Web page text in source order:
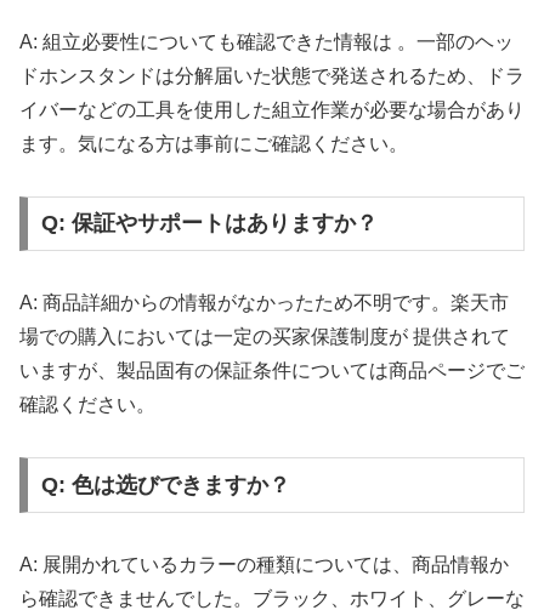
A: 組立必要性についても確認できた情報は 。一部のヘッ
ドホンスタンドは分解届いた状態で発送されるため、ドラ
イバーなどの工具を使用した組立作業が必要な場合があり
ます。気になる方は事前にご確認ください。
Q: 保証やサポートはありますか？
A: 商品詳細からの情報がなかったため不明です。楽天市
場での購入においては一定の买家保護制度が 提供されて
いますが、製品固有の保証条件については商品ページでご
確認ください。
Q: 色は选びできますか？
A: 展開かれているカラーの種類については、商品情報か
ら確認できませんでした。ブラック、ホワイト、グレーな